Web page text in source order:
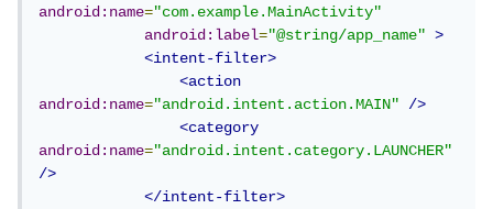
android:name="com.example.MainActivity"
android:label="@string/app_name"
>
<intent-filter>
<action
android:name="android.intent.action.MAIN"
/>
<category
android:name="android.intent.category.LAUNCHER"
/>
</intent-filter>